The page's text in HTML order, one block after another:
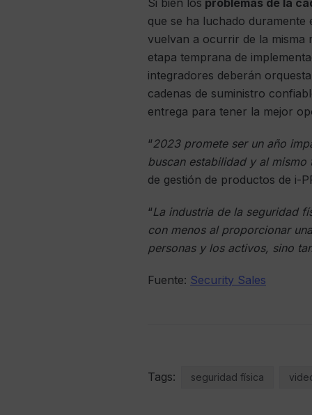
Si bien los problemas de la
que se ha luchado duramente
vuelvan a ocurrir de la misma
etapa temprana de
integradores deberán
cadenas de suministro
entrega para tener la mejor
“2023 promete ser un año
buscan estabilidad y al
de gestión de productos de i-
“La industria de la seguridad
con menos al proporcionar
personas y los activos, sino
Fuente: Security Sales
Tags: seguridad física